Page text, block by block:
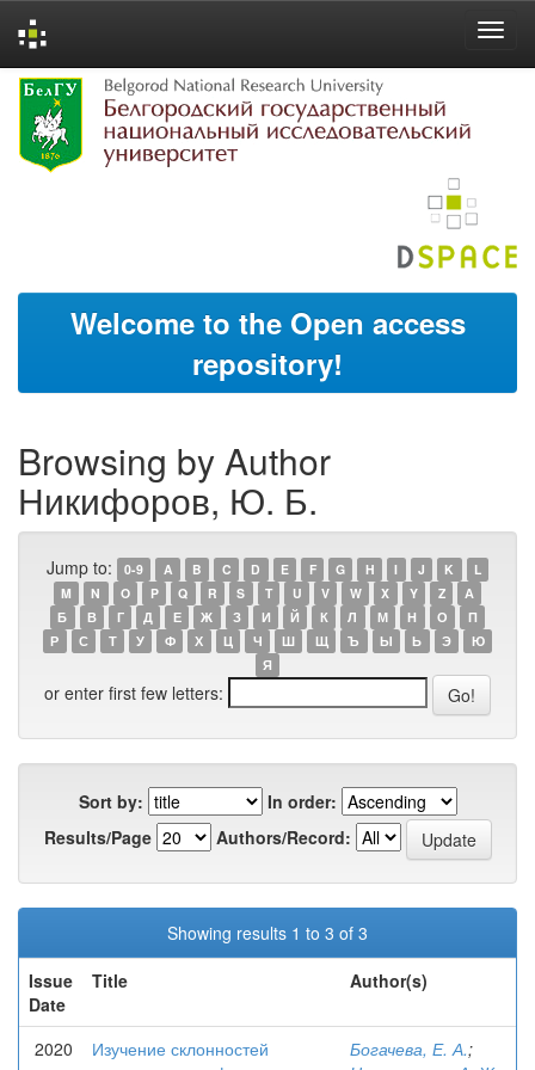
Skip
navigation
Welcome to the Open access
repository!
Browsing by Author
Никифоров, Ю. Б.
Jump to: 0-9 A B C D E F G H I J K
L
M
N O P Q R S T U V W X Y Z
А
Б
В Г Д Е Ж З И Й К Л М Н О
П
Р
С Т У Ф Х Ц Ч Ш Щ Ъ Ы Ь Э
Ю
Я
or enter first few letters:
Sort by:
In order:
Results/Page
Authors/Record:
Showing results 1 to 3 of 3
Issue
Date
Title Author(s)
2020
Изучение склонностей
Богачева, Е. А.;